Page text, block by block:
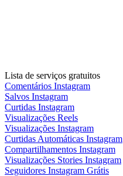
Lista de serviços gratuitos
Comentários Instagram
Salvos Instagram
Curtidas Instagram
Visualizações Reels
Visualizações Instagram
Curtidas Automáticas Instagram
Compartilhamentos Instagram
Visualizações Stories Instagram
Seguidores Instagram Grátis